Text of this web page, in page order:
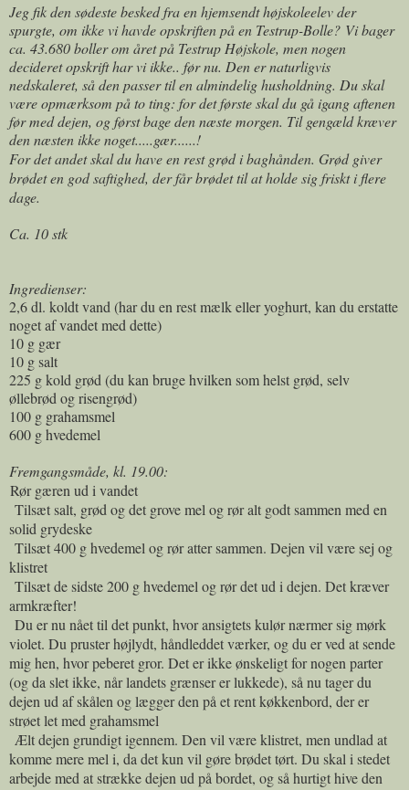
Jeg fik den sødeste besked fra en hjemsendt højskoleelev der
spurgte, om ikke vi havde opskriften på en Testrup-Bolle? Vi bager
ca. 43.680 boller om året på Testrup Højskole, men nogen
decideret opskrift har vi ikke.. før nu. Den er naturligvis
nedskaleret, så den passer til en almindelig husholdning. Du skal
være opmærksom på to ting: for det første skal du gå igang aftenen
før med dejen, og først bage den næste morgen. Til gengæld kræver
den næsten ikke noget.....gær......!
For det andet skal du have en rest grød i baghånden. Grød giver
brødet en god saftighed, der får brødet til at holde sig friskt i flere
dage.
Ca. 10 stk
Ingredienser:
2,6 dl. koldt vand (har du en rest mælk eller yoghurt, kan du erstatte
noget af vandet med dette)
10 g gær
10 g salt
225 g kold grød (du kan bruge hvilken som helst grød, selv
øllebrød og risengrød)
100 g grahamsmel
600 g hvedemel
Fremgangsmåde, kl. 19.00:
Rør gæren ud i vandet
Tilsæt salt, grød og det grove mel og rør alt godt sammen med en
solid grydeske
Tilsæt 400 g hvedemel og rør atter sammen. Dejen vil være sej og
klistret
Tilsæt de sidste 200 g hvedemel og rør det ud i dejen. Det kræver
armkræfter!
Du er nu nået til det punkt, hvor ansigtets kulør nærmer sig mørk
violet. Du pruster højlydt, håndleddet værker, og du er ved at sende
mig hen, hvor peberet gror. Det er ikke ønskeligt for nogen parter
(og da slet ikke, når landets grænser er lukkede), så nu tager du
dejen ud af skålen og lægger den på et rent køkkenbord, der er
strøet let med grahamsmel
Ælt dejen grundigt igennem. Den vil være klistret, men undlad at
komme mere mel i, da det kun vil gøre brødet tørt. Du skal i stedet
arbejde med at strække dejen ud på bordet, og så hurtigt hive den